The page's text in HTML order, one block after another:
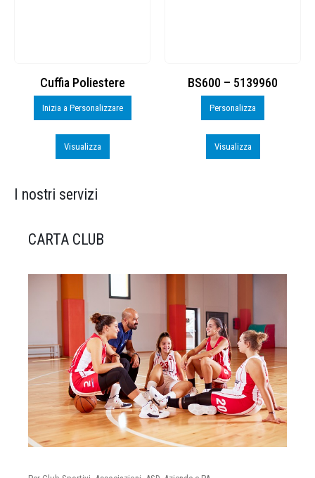
Cuffia Poliestere
Inizia a Personalizzare
Visualizza
BS600 – 5139960
Personalizza
Visualizza
I nostri servizi
CARTA CLUB